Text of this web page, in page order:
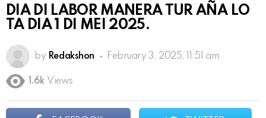
DIA DI LABOR MANERA TUR AÑA LO
TA DIA 1 DI MEI 2025.
by Redakshon February 3, 2025, 11:51 am
1.6k Views